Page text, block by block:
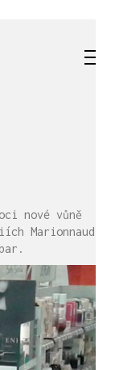
nové vůně
Marionnaud.